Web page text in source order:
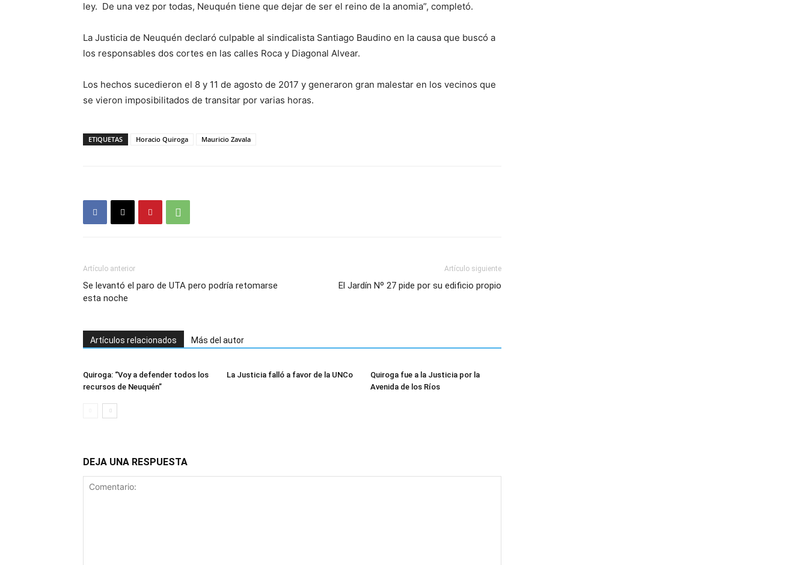
ley. De una vez por todas, Neuquén tiene que dejar de ser el reino de la anomia”, completó.
La Justicia de Neuquén declaró culpable al sindicalista Santiago Baudino en la causa que buscó a
los responsables dos cortes en las calles Roca y Diagonal Alvear.
Los hechos sucedieron el 8 y 11 de agosto de 2017 y generaron gran malestar en los vecinos que
se vieron imposibilitados de transitar por varias horas.
ETIQUETAS Horacio Quiroga Mauricio Zavala
Artículo anterior
Se levantó el paro de UTA pero podría retomarse
esta noche
Artículo siguiente
El Jardín Nº 27 pide por su edificio propio
Artículos relacionados Más del autor
Quiroga: “Voy a defender todos los
recursos de Neuquén”
La Justicia falló a favor de la UNCo
Quiroga fue a la Justicia por la
Avenida de los Ríos
DEJA UNA RESPUESTA